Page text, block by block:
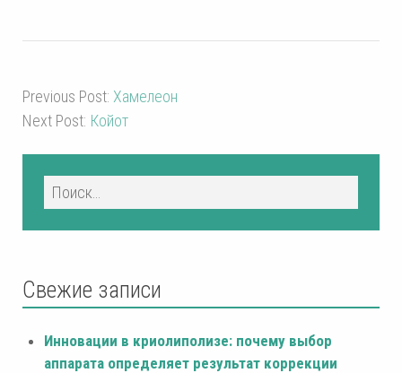
Previous Post: Хамелеон
Next Post: Койот
Свежие записи
Инновации в криолиполизе: почему выбор
аппарата определяет результат коррекции